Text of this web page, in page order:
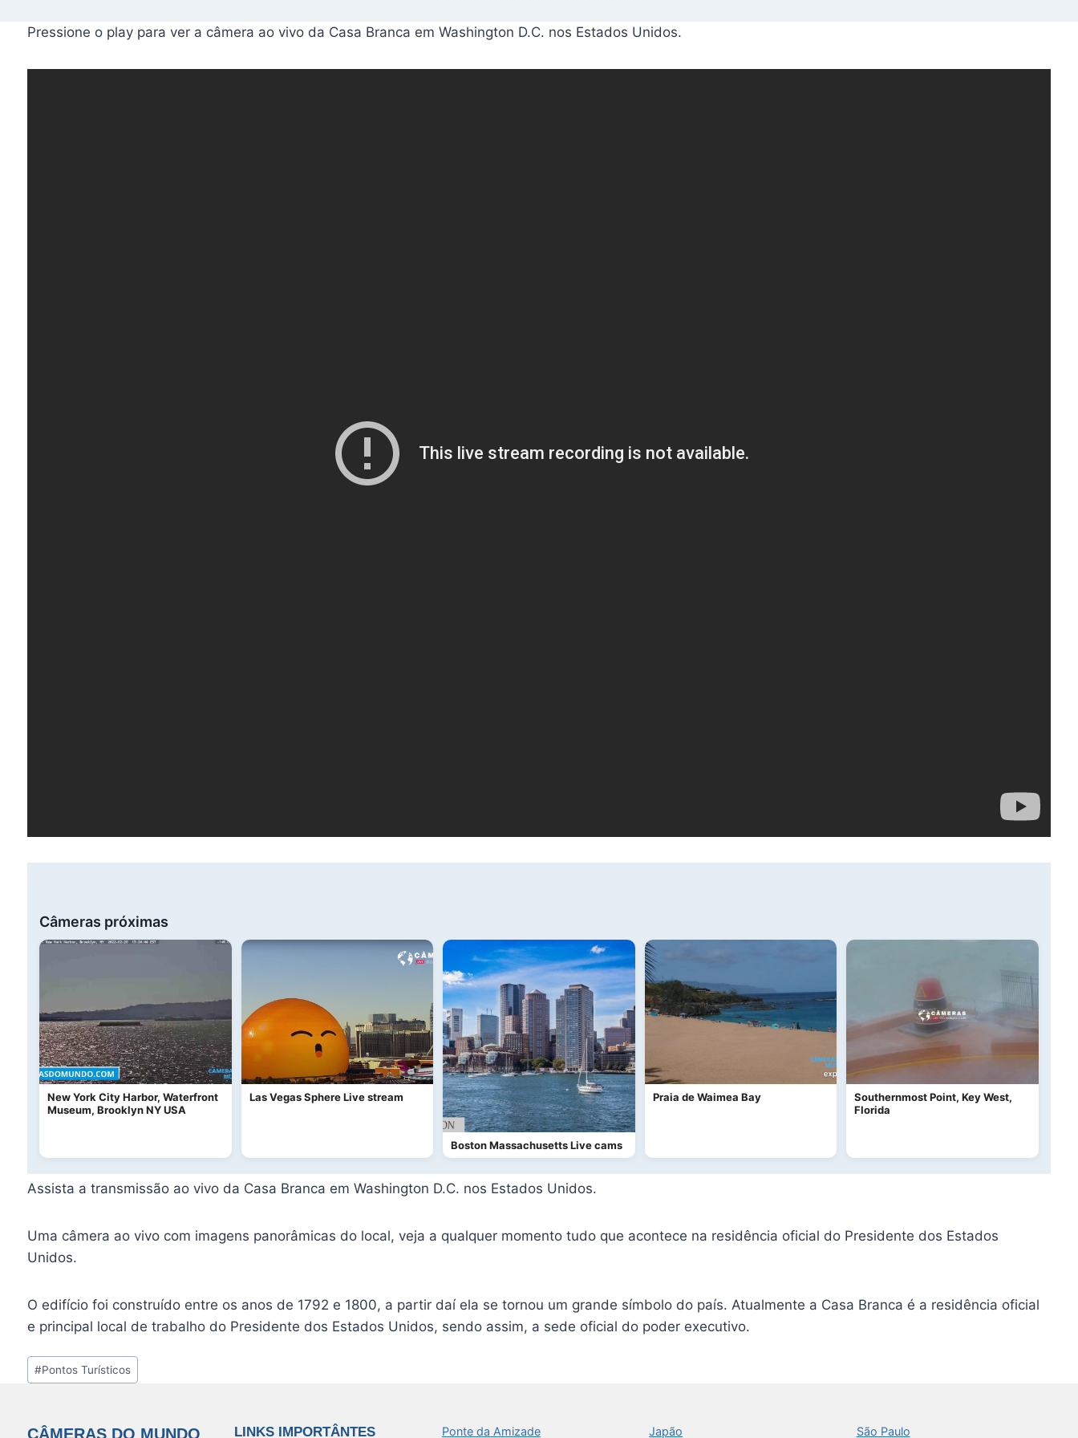
Pressione o play para ver a câmera ao vivo da Casa Branca em Washington D.C. nos Estados Unidos.
Câmeras próximas
New York City Harbor, Waterfront
Museum, Brooklyn NY USA
Las Vegas Sphere Live stream
Boston Massachusetts Live cams
Praia de Waimea Bay
Southernmost Point, Key West,
Florida
Assista a transmissão ao vivo da Casa Branca em Washington D.C. nos Estados Unidos.
Uma câmera ao vivo com imagens panorâmicas do local, veja a qualquer momento tudo que acontece na residência oficial do Presidente dos Estados
Unidos.
O edifício foi construído entre os anos de 1792 e 1800, a partir daí ela se tornou um grande símbolo do país. Atualmente a Casa Branca é a residência oficial
e principal local de trabalho do Presidente dos Estados Unidos, sendo assim, a sede oficial do poder executivo.
Tags
do
#Pontos Turísticos
CÂMERAS DO MUNDO LINKS IMPORTÂNTES Ponte da Amizade Japão São Paulo